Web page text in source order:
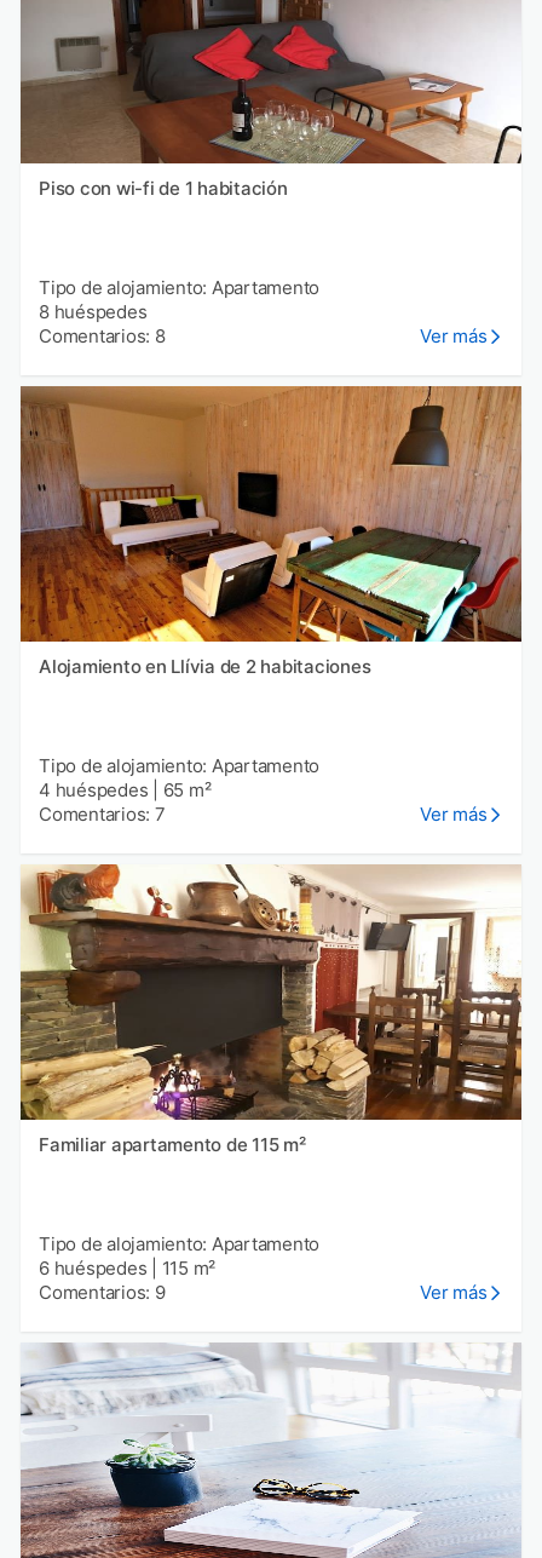
Piso con wi-fi de 1 habitación
Tipo de alojamiento: Apartamento
8 huéspedes
Comentarios: 8
Ver más
Alojamiento en Llívia de 2 habitaciones
Tipo de alojamiento: Apartamento
4 huéspedes
65 m²
Comentarios: 7
Ver más
Familiar apartamento de 115 m²
Tipo de alojamiento: Apartamento
6 huéspedes
115 m²
Comentarios: 9
Ver más